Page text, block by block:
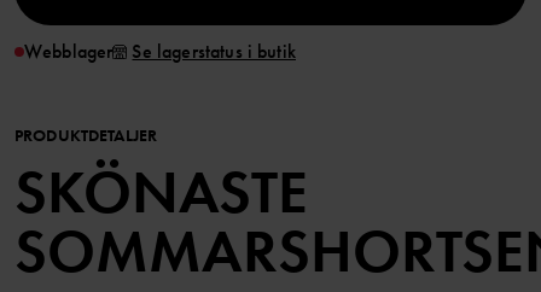
Webblager Se lagerstatus i butik
PRODUKTDETALJER
SKÖNASTE